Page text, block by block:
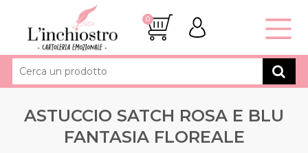
0
ASTUCCIO SATCH ROSA E BLU
FANTASIA FLOREALE